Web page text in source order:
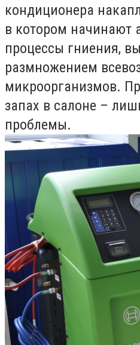
кондиционера
в котором начинают
процессы гниения,
размножением
микроорганизмов.
запах в салоне –
проблемы.